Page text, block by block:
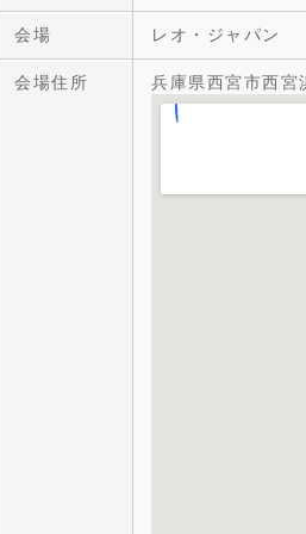
会場 レオ・ジャパン
会場住所 兵庫県西宮市西